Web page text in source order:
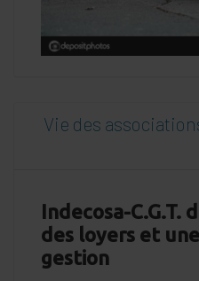
Vie des
Indecosa-C.G.T.
des loyers et
gestion